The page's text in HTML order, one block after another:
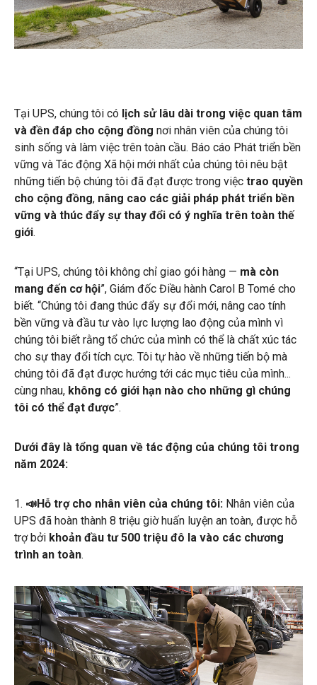
Tại UPS, chúng tôi có lịch sử lâu dài trong việc quan tâm
và đền đáp cho cộng đồng nơi nhân viên của chúng tôi
sinh sống và làm việc trên toàn cầu. Báo cáo Phát triển bền
vững và Tác động Xã hội mới nhất của chúng tôi nêu bật
những tiến bộ chúng tôi đã đạt được trong việc trao quyền
cho cộng đồng, nâng cao các giải pháp phát triển bền
vững và thúc đẩy sự thay đổi có ý nghĩa trên toàn thế
giới.
“Tại UPS, chúng tôi không chỉ giao gói hàng — mà còn
mang đến cơ hội”, Giám đốc Điều hành Carol B Tomé cho
biết. “Chúng tôi đang thúc đẩy sự đổi mới, nâng cao tính
bền vững và đầu tư vào lực lượng lao động của mình vì
chúng tôi biết rằng tổ chức của mình có thể là chất xúc tác
cho sự thay đổi tích cực. Tôi tự hào về những tiến bộ mà
chúng tôi đã đạt được hướng tới các mục tiêu của mình...
cùng nhau, không có giới hạn nào cho những gì chúng
tôi có thể đạt được”.
Dưới đây là tổng quan về tác động của chúng tôi trong
năm 2024:
1. 📣Hỗ trợ cho nhân viên của chúng tôi: Nhân viên của
UPS đã hoàn thành 8 triệu giờ huấn luyện an toàn, được hỗ
trợ bởi khoản đầu tư 500 triệu đô la vào các chương
trình an toàn.